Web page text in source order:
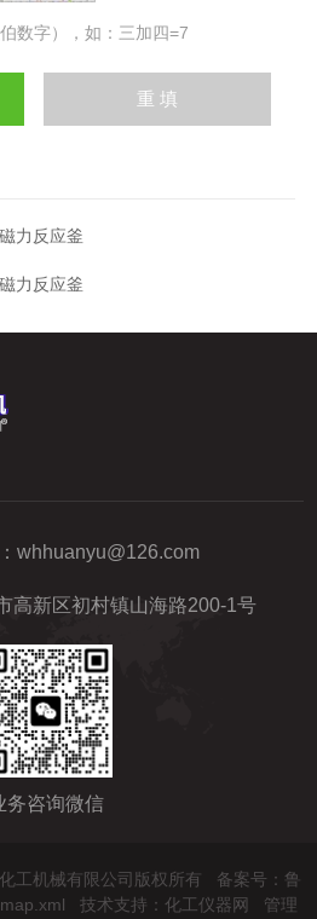
数字），如：三加四=7
力反应釜
力反应釜
whhuanyu@126.com
高新区初村镇山海路200-1号
务咨询微信
工机械有限公司版权所有 备案号：鲁
技术支持： 化工仪器网 管理